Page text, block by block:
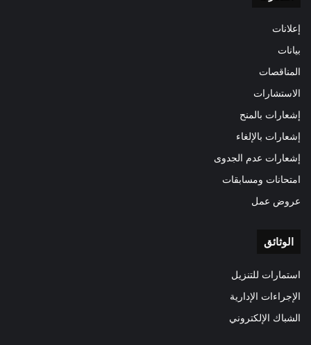
إعلانات
بيانات
المناقصات
الاستشارات
إشعارات بالمنح
إشعارات بالإلغاء
إشعارات عدم الجدوى
امتحانات ومسابقات
عروض عمل
الوثائق
استمارات للتنزيل
الإجراءات الإدارية
الشباك الإلكتروني